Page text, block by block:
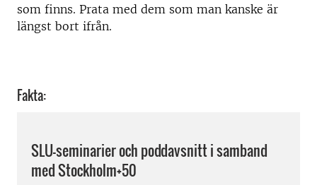
som finns. Prata med dem som man kanske är
längst bort ifrån.
Fakta:
SLU-seminarier och poddavsnitt i samband
med Stockholm+50